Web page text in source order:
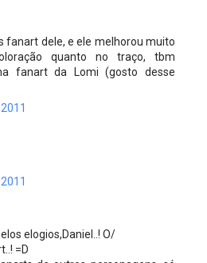
fanart dele, e ele melhorou muito
quanto no traço, tbm
fanart da Lomi (gosto desse
elogios,Daniel..! O/
=D